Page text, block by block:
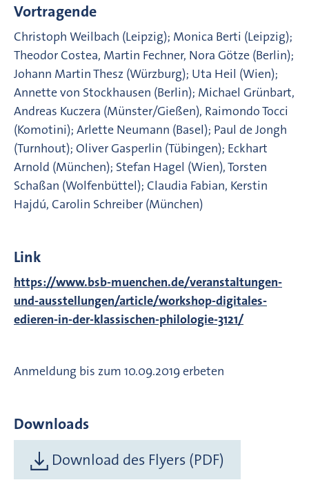
Vortragende
Christoph Weilbach (Leipzig); Monica Berti (Leipzig);
Theodor Costea, Martin Fechner, Nora Götze (Berlin);
Johann Martin Thesz (Würzburg); Uta Heil (Wien);
Annette von Stockhausen (Berlin); Michael Grünbart,
Andreas Kuczera (Münster/Gießen), Raimondo Tocci
(Komotini); Arlette Neumann (Basel); Paul de Jongh
(Turnhout); Oliver Gasperlin (Tübingen); Eckhart
Arnold (München); Stefan Hagel (Wien), Torsten
Schaßan (Wolfenbüttel); Claudia Fabian, Kerstin
Hajdú, Carolin Schreiber (München)
Link
https://www.bsb-muenchen.de/veranstaltungen-
und-ausstellungen/article/workshop-digitales-
edieren-in-der-klassischen-philologie-3121/
Anmeldung bis zum 10.09.2019 erbeten
Downloads
Download des Flyers (PDF)